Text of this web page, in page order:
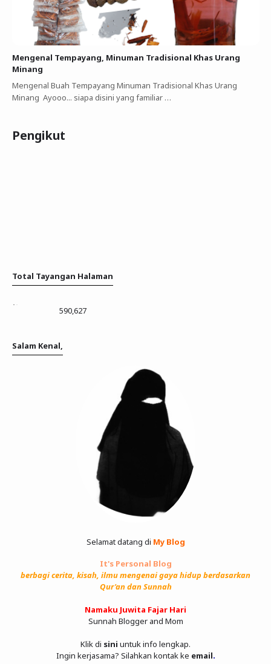
Mengenal Tempayang, Minuman Tradisional Khas Urang
Minang
Mengenal Buah Tempayang Minuman Tradisional Khas Urang
Minang Ayooo... siapa disini yang familiar …
Pengikut
Total Tayangan Halaman
590,627
Salam Kenal,
Selamat datang di My Blog
It's Personal Blog
berbagi cerita, kisah, ilmu mengenai gaya hidup berdasarkan
Qur'an dan Sunnah
Namaku Juwita Fajar Hari
Sunnah Blogger and Mom
Klik di sini untuk info lengkap.
Ingin kerjasama? Silahkan kontak ke email.